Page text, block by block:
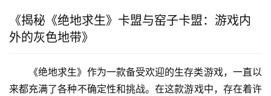
《揭秘《绝地求生》卡盟与窑子卡盟：游戏内
外的灰色地带》
《绝地求生》作为一款备受欢迎的生存类游戏，一直以
来都充满了各种不确定性和挑战。在这款游戏中，存在着许